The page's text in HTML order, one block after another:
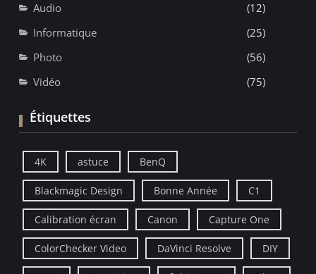
Audio
(12)
Informatique
(25)
Photo
(56)
Vidéo
(75)
Étiquettes
4K astuce BenQ
Blackmagic Design Bonne Année C1
Calibration écran Canon Capture One
ColorChecker Video DaVinci Resolve DIY